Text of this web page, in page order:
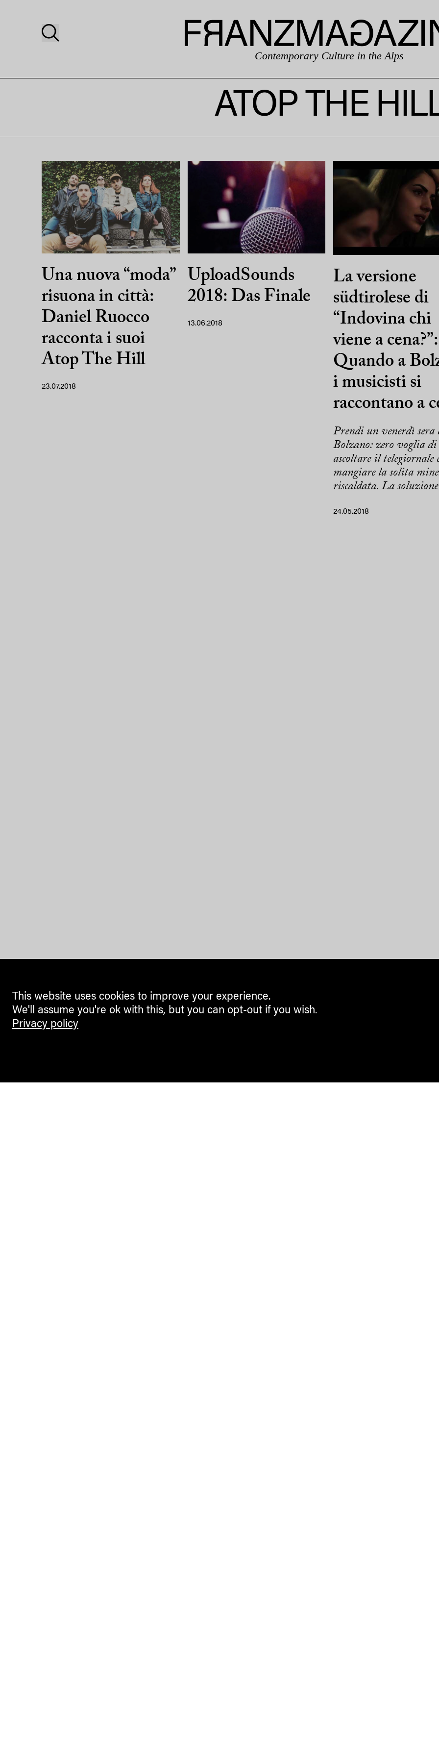
Contemporary Culture in the Alps
ATOP THE
Una nuova “moda”
risuona in città:
Daniel Ruocco
racconta i suoi
Atop The Hill
23.07.2018
UploadSounds
2018: Das Finale
13.06.2018
La versione
südtirolese di
“Indovina chi
viene a cena?”:
Quando a
i musicisti si
raccontano a
Prendi un venerdì sera
Bolzano: zero voglia di
ascoltare il telegiornale
mangiare la solita
riscaldata. La
24.05.2018
This website uses cookies to improve your experience.
We'll assume you're ok with this, but you can opt-out if you wish.
Privacy policy